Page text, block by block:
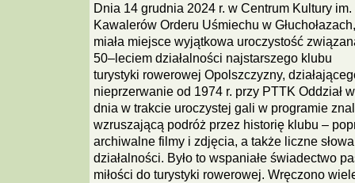
Dnia 14 grudnia 2024 r. w Centrum Kultury im.
Kawalerów Orderu Uśmiechu w Głuchołazach,
miała miejsce wyjątkowa uroczystość
50–leciem działalności najstarszego klubu
turystyki rowerowej Opolszczyzny,
nieprzerwanie od 1974 r. przy PTTK Oddział w
dnia w trakcie uroczystej gali w programie
wzruszającą podróż przez historię klubu –
archiwalne filmy i zdjęcia, a także liczne
działalności. Było to wspaniałe świadectwo
miłości do turystyki rowerowej. Wręczono